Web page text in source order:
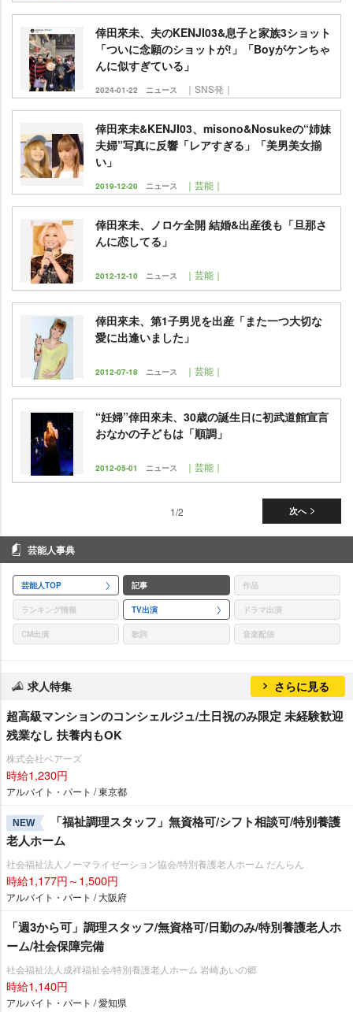
倖田來未、夫のKENJI03&息子と家族3ショット
「ついに念願のショットが!」「Boyがケンちゃ
んに似すぎている」
2024-01-22 ニュース ｜SNS発｜
倖田來未&KENJI03、misono&Nosukeの“姉妹
夫婦”写真に反響「レアすぎる」「美男美女揃
い」
2019-12-20 ニュース ｜芸能｜
倖田來未、ノロケ全開 結婚&出産後も「旦那さ
んに恋してる」
2012-12-10 ニュース ｜芸能｜
倖田來未、第1子男児を出産「また一つ大切な
愛に出逢いました」
2012-07-18 ニュース ｜芸能｜
“妊婦”倖田來未、30歳の誕生日に初武道館宣言
おなかの子どもは「順調」
2012-05-01 ニュース ｜芸能｜
次へ
1/2
芸能人事典
芸能人TOP 記事 作品
ランキング情報 TV出演 ドラマ出演
CM出演 歌詞 音楽配信
求人特集 さらに見る
超高級マンションのコンシェルジュ/土日祝のみ限定 未経験歓迎
残業なし 扶養内もOK
株式会社ベアーズ
時給1,230円
アルバイト・パート / 東京都
NEW
「福祉調理スタッフ」無資格可/シフト相談可/特別養護
老人ホーム
社会福祉法人ノーマライゼーション協会/特別養護老人ホーム だんらん
時給1,177円～1,500円
アルバイト・パート / 大阪府
「週3から可」調理スタッフ/無資格可/日勤のみ/特別養護老人ホ
ーム/社会保障完備
社会福祉法人成祥福祉会/特別養護老人ホーム 岩崎あいの郷
時給1,140円
アルバイト・パート / 愛知県